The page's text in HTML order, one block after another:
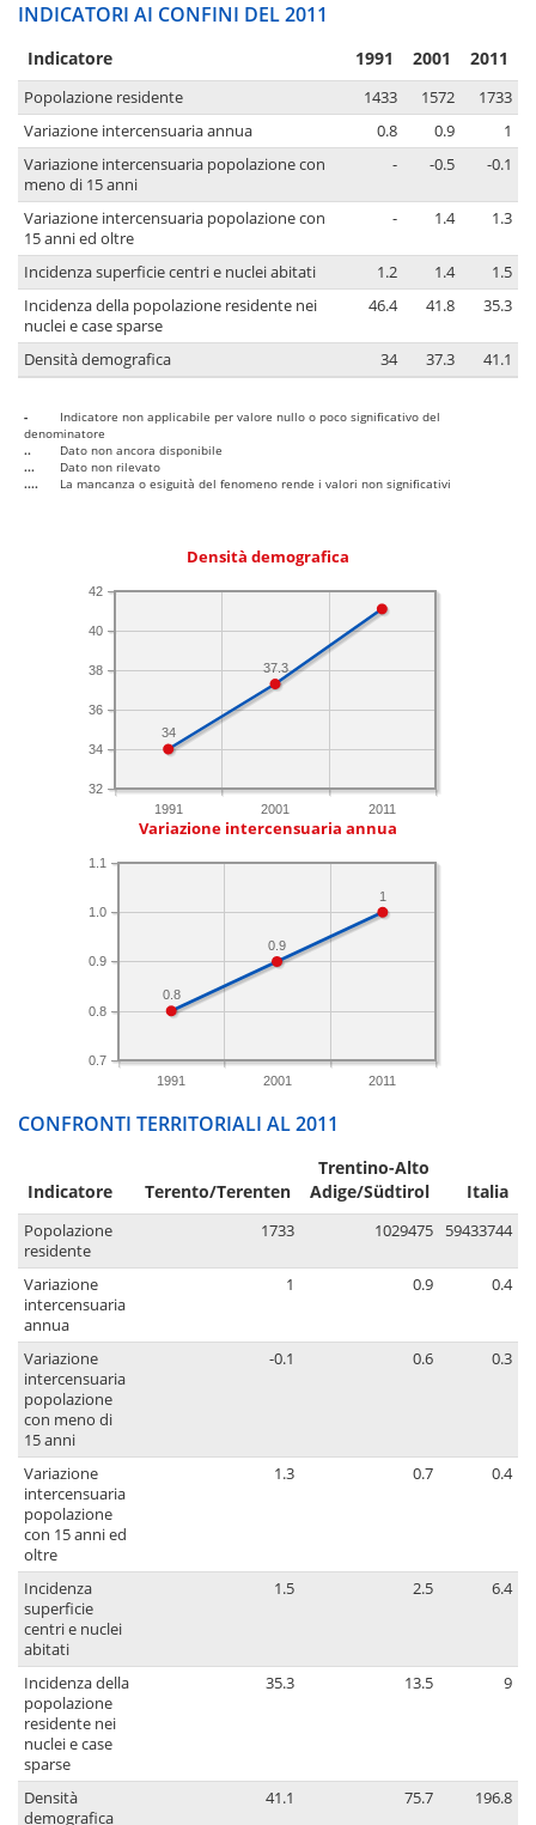
INDICATORI AI CONFINI DEL 2011
Indicatore 1991 2001 2011
Popolazione residente 1433 1572
1733
Variazione intercensuaria annua
0.8 0.9
1
Variazione intercensuaria popolazione con
meno di 15 anni
- -0.5 -0.1
Variazione intercensuaria popolazione con
15 anni ed oltre
- 1.4 1.3
Incidenza superficie centri e nuclei abitati 1.2 1.4
1.5
Incidenza della popolazione residente nei
nuclei e case sparse
46.4 41.8 35.3
Densità demografica 34 37.3 41.1
-
Indicatore non applicabile per valore nullo o poco significativo del
denominatore
..
Dato non ancora disponibile
...
Dato non rilevato
....
La mancanza o esiguità del fenomeno rende i valori non significativi
Densità demografica
1991 2001 2011
32
34
36
38
40
42
37.3
34
Variazione intercensuaria annua
1991 2001 2011
0.7
0.8
0.9
1.0
1.1
1
0.9
0.8
CONFRONTI TERRITORIALI AL 2011
Indicatore Terento/Terenten
Trentino-Alto
Adige/Südtirol
Italia
Popolazione
residente
1733 1029475 59433744
Variazione
intercensuaria
annua
1 0.9 0.4
Variazione
intercensuaria
popolazione
con meno di
15 anni
-0.1 0.6 0.3
Variazione
intercensuaria
popolazione
con 15 anni ed
oltre
1.3 0.7 0.4
Incidenza
superficie
centri e nuclei
abitati
1.5 2.5 6.4
Incidenza della
popolazione
residente nei
nuclei e case
sparse
35.3 13.5 9
Densità
demografica
41.1 75.7 196.8